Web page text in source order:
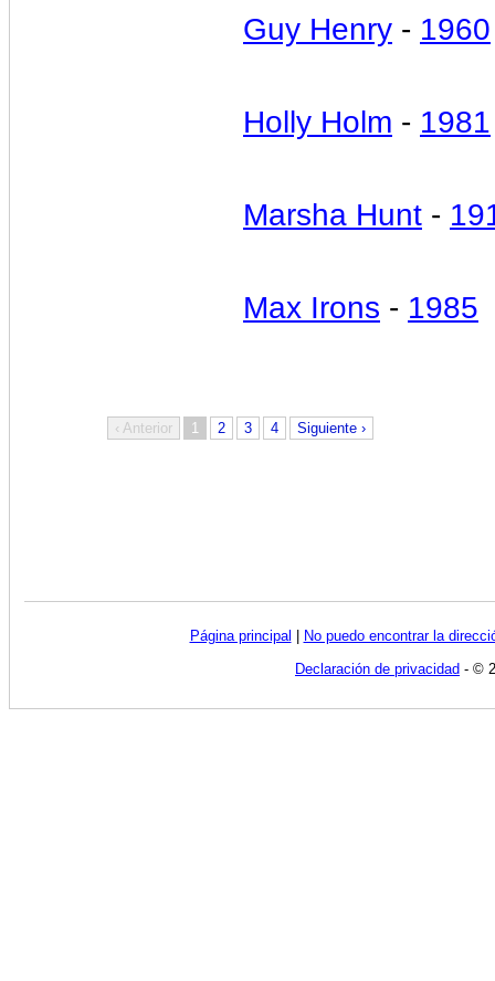
Guy Henry - 1960
Holly Holm - 1981
Marsha Hunt -
Max Irons - 1985
‹ Anterior 1 2 3 4 Siguiente ›
Página principal | No puedo encontrar la
Declaración de privacidad - ©